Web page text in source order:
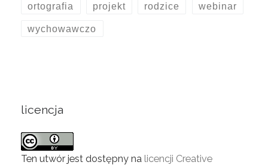
ortografia projekt rodzice webinar
wychowawczo
licencja
Ten utwór jest dostępny na licencji Creative